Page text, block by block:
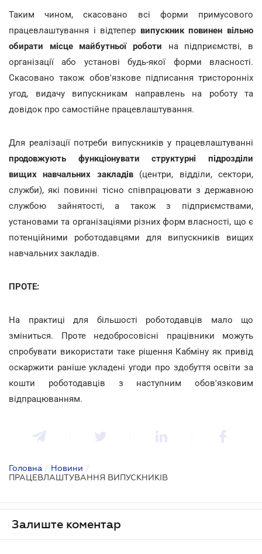
Таким чином, скасовано всі форми примусового
працевлаштування і відтепер випускник повинен вільно
обирати місце майбутньої роботи на підприємстві, в
організації або установі будь-якої форми власності.
Скасовано також обов'язкове підписання тристоронніх
угод, видачу випускникам направлень на роботу та
довідок про самостійне працевлаштування.
Для реалізації потреби випускників у працевлаштуванні
продовжують функціонувати структурні підрозділи
вищих навчальних закладів(центри, відділи, сектори,
служби), які повинні тісно співпрацювати з державною
службою зайнятості, а також з підприємствами,
установами та організаціями різних форм власності, що є
потенційними роботодавцями для випускників вищих
навчальних закладів.
ПРОТЕ:
На практиці для більшості роботодавців мало що
зміниться. Проте недобросовісні працівники можуть
спробувати використати таке рішення Кабміну як привід
оскаржити раніше укладені угоди про здобуття освіти за
кошти роботодавців з наступним обов'язковим
відпрацюванням.
Головна / Новини /
ПРАЦЕВЛАШТУВАННЯ ВИПУСКНИКІВ
Залиште коментар